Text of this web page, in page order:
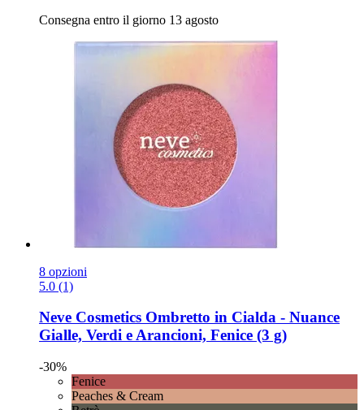
Consegna entro il giorno 13 agosto
8 opzioni
5.0 (1)
Neve Cosmetics Ombretto in Cialda -​ Nuance
Gialle, Verdi e Arancioni, Fenice (3 g)
-30%
Fenice
Peaches & Cream